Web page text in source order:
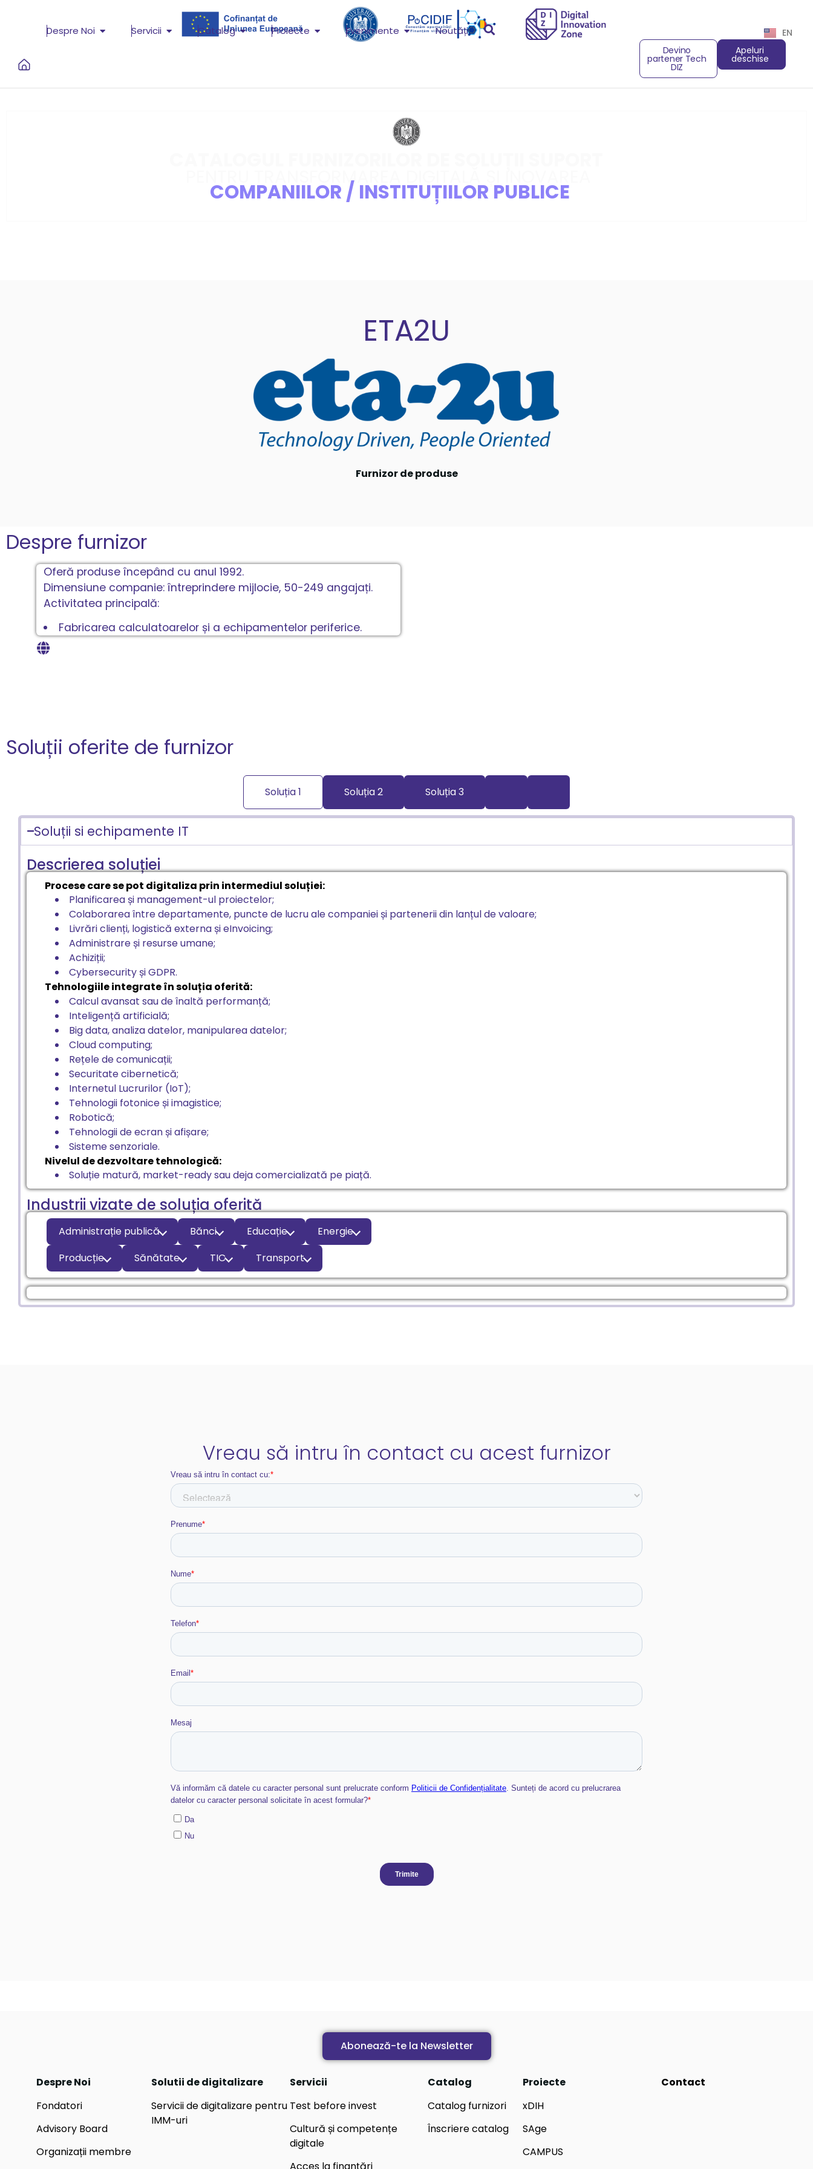
Despre Noi Servicii Catalog Proiecte Evenimente Noutăți
EN
Devino
partener Tech
DIZ
Apeluri
deschise
PENTRU TRANSFORMAREA DIGITALĂ ȘI INOVAREA
COMPANIILOR / INSTITUȚIILOR PUBLICE
ETA2U
Furnizor de produse
Despre furnizor
Oferă produse începând cu anul 1992.
Dimensiune companie: întreprindere mijlocie, 50-249 angajați.
Activitatea principală:
Fabricarea calculatoarelor și a echipamentelor periferice.
Soluții oferite de furnizor
Soluția 1 Soluția 2 Soluția 3
Soluții si echipamente IT
Descrierea soluției
Procese care se pot digitaliza prin intermediul soluției:
Planificarea și management-ul proiectelor;
Colaborarea între departamente, puncte de lucru ale companiei și partenerii din lanțul de valoare;
Livrări clienți, logistică externa și eInvoicing;
Administrare și resurse umane;
Achiziții;
Cybersecurity și GDPR.
Tehnologiile integrate în soluția oferită:
Calcul avansat sau de înaltă performanță;
Inteligență artificială;
Big data, analiza datelor, manipularea datelor;
Cloud computing;
Rețele de comunicații;
Securitate cibernetică;
Internetul Lucrurilor (IoT);
Tehnologii fotonice și imagistice;
Robotică;
Tehnologii de ecran și afișare;
Sisteme senzoriale.
Nivelul de dezvoltare tehnologică:
Soluție matură, market-ready sau deja comercializată pe piață.
Industrii vizate de soluția oferită
Administrație publică Bănci Educație
Energie
Producție
Sănătate TIC Transport
Vreau să intru în contact cu acest furnizor​
Abonează-te la Newsletter
Despre Noi
Fondatori
Advisory Board
Organizații membre
Solutii de digitalizare
Servicii de digitalizare pentru
IMM-uri
Servicii
Test before invest
Cultură și competențe
digitale
Catalog
Catalog furnizori
Înscriere catalog
Proiecte
xDIH
SAge
CAMPUS
Contact